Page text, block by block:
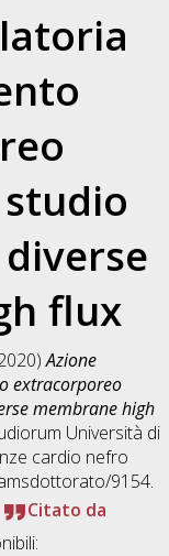
flux
Azione
extracorporeo
membrane high
Università di
cardio nefro
9154.
Citato da